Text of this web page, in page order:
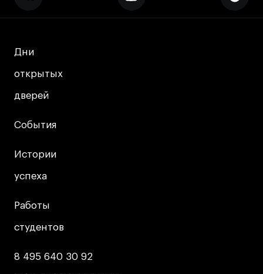
Дни
открытых
дверей
Дни
открытых
дверей
События
События
Истории
успеха
Истории
успеха
Работы
студентов
Работы
студентов
8 495 640 30 92
8 495 640 30 92